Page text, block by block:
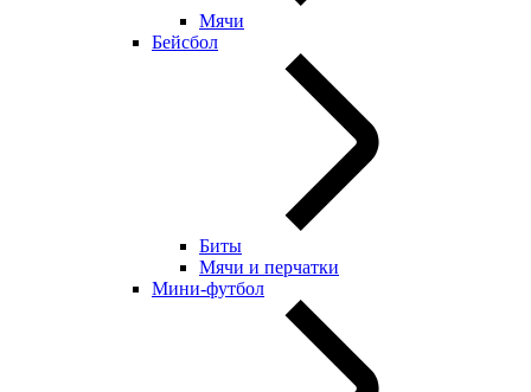
Мячи
Бейсбол
Биты
Мячи и перчатки
Мини-футбол